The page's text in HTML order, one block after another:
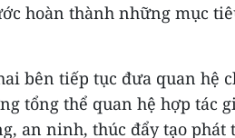
hoàn thành những mục
bên tiếp tục đưa quan hệ
tổng thể quan hệ hợp tác
an ninh, thúc đẩy tạo